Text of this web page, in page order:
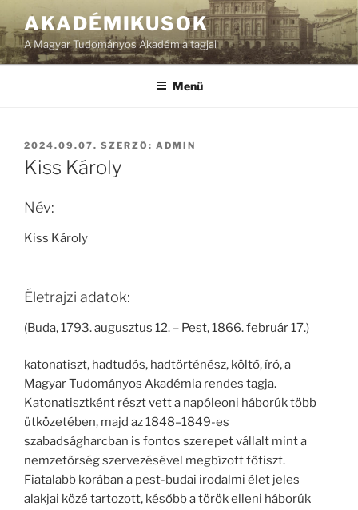
AKADÉMIKUSOK
A Magyar Tudományos Akadémia tagjai
Menü
BEKÜLDVE:
2024.09.07. SZERZŐ: ADMIN
Kiss Károly
Név:
Kiss Károly
Életrajzi adatok:
(Buda, 1793. augusztus 12. – Pest, 1866. február 17.)
katonatiszt, hadtudós, hadtörténész, költő, író, a
Magyar Tudományos Akadémia rendes tagja.
Katonatisztként részt vett a napóleoni háborúk több
ütközetében, majd az 1848–1849-es
szabadságharcban is fontos szerepet vállalt mint a
nemzetőrség szervezésével megbízott főtiszt.
Fiatalabb korában a pest-budai irodalmi élet jeles
alakjai közé tartozott, később a török elleni háborúk